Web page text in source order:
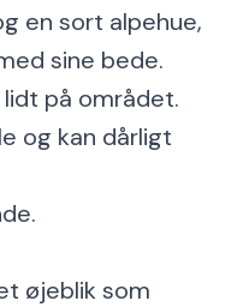
en sort alpehue,
sine bede.
på området.
og kan dårligt
øjeblik som